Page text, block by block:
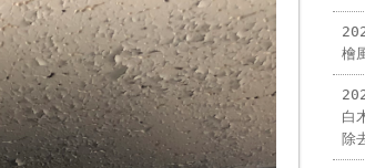
檜
白
除